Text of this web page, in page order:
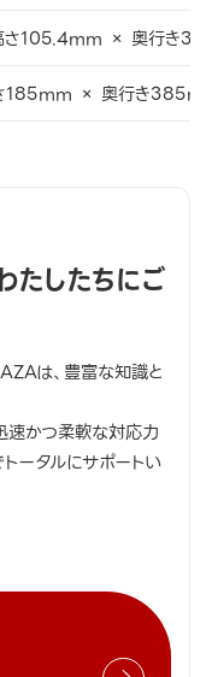
105.4mm × 奥行き
× 奥行き
たしたちにご
は、豊富な知識と
速かつ柔軟な対応力
ータルにサポートい